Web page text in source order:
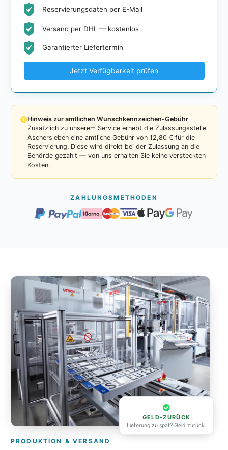
Reservierungsdaten per E-Mail
Versand per DHL — kostenlos
Garantierter Liefertermin
Jetzt Verfügbarkeit prüfen
Hinweis zur amtlichen Wunschkennzeichen-Gebühr
Zusätzlich zu unserem Service erhebt die Zulassungsstelle
Aschersleben eine amtliche Gebühr von 12,80 € für die
Reservierung. Diese wird direkt bei der Zulassung an die
Behörde gezahlt — von uns erhalten Sie keine versteckten
Kosten.
ZAHLUNGSMETHODEN
GELD-ZURÜCK
Lieferung zu spät? Geld zurück.
PRODUKTION & VERSAND